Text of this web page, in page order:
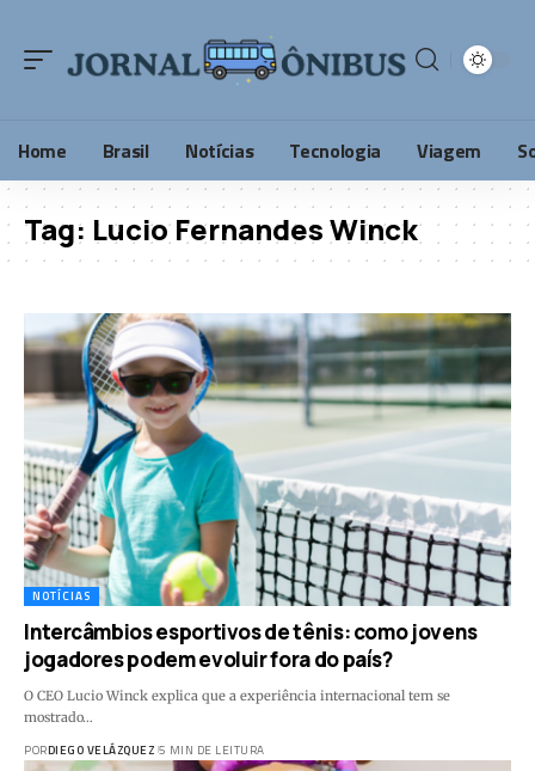
Home Brasil Notícias Tecnologia Viagem
Tag: Lucio Fernandes Winck
NOTÍCIAS
Intercâmbios esportivos de tênis: como jovens
jogadores podem evoluir fora do país?
O CEO Lucio Winck explica que a experiência internacional tem se
mostrado…
PORDIEGO VELÁZQUEZ 5 MIN DE LEITURA